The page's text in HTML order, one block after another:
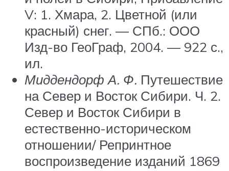
V: 1. Хмара, 2. Цветной (или
красный) снег. — СПб.: ООО
Изд-во ГеоГраф, 2004. — 922 с.,
ил.
Миддендорф А. Ф. Путешествие
на Север и Восток Сибири. Ч. 2.
Север и Восток Сибири в
естественно-историческом
отношении/ Репринтное
воспроизведение изданий 1869